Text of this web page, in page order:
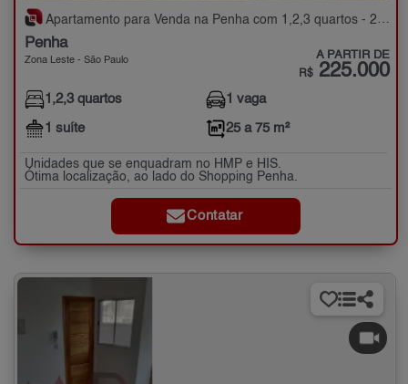
Apartamento para Venda na Penha com 1,2,3 quartos - 25 a 75 m²
Penha
Zona Leste - São Paulo A PARTIR DE
R$ 225.000
1,2,3 quartos
1 suíte
1 vaga
25 a 75 m²
Unidades que se enquadram no HMP e HIS.
Ótima localização, ao lado do Shopping Penha.
Contatar